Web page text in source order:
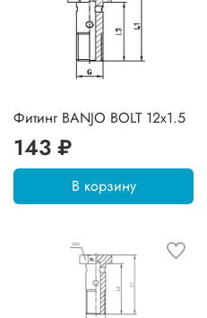
Фитинг BANJO BOLT 12x1.5
143 ₽
В корзину